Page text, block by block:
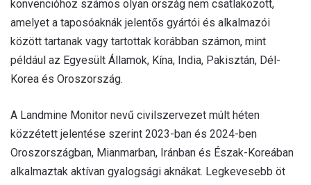
konvencióhoz számos olyan ország nem csatlakozott,
amelyet a taposóaknák jelentős gyártói és alkalmazói
között tartanak vagy tartottak korábban számon, mint
például az Egyesült Államok, Kína, India, Pakisztán, Dél-
Korea és Oroszország.
A Landmine Monitor nevű civilszervezet múlt héten
közzétett jelentése szerint 2023-ban és 2024-ben
Oroszországban, Mianmarban, Iránban és Észak-Koreában
alkalmaztak aktívan gyalogsági aknákat. Legkevesebb öt